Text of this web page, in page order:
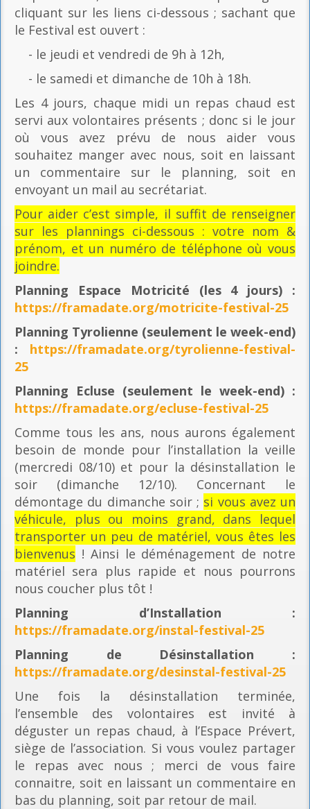
cliquant sur les liens ci-dessous ; sachant que
le Festival est ouvert :
- le jeudi et vendredi de 9h à 12h,
- le samedi et dimanche de 10h à 18h.
Les 4 jours, chaque midi un repas chaud est
servi aux volontaires présents ; donc si le jour
où vous avez prévu de nous aider vous
souhaitez manger avec nous, soit en laissant
un commentaire sur le planning, soit en
envoyant un mail au secrétariat.
Pour aider c’est simple, il suffit de renseigner
sur les plannings ci-dessous : votre nom &
prénom, et un numéro de téléphone où vous
joindre.
Planning Espace Motricité (les 4 jours) :
https://framadate.org/motricite-festival-25
Planning Tyrolienne (seulement le week-end)
: https://framadate.org/tyrolienne-festival-
25
Planning Ecluse (seulement le week-end) :
https://framadate.org/ecluse-festival-25
Comme tous les ans, nous aurons également
besoin de monde pour l’installation la veille
(mercredi 08/10) et pour la désinstallation le
soir (dimanche 12/10). Concernant le
démontage du dimanche soir ; si vous avez un
véhicule, plus ou moins grand, dans lequel
transporter un peu de matériel, vous êtes les
bienvenus ! Ainsi le déménagement de notre
matériel sera plus rapide et nous pourrons
nous coucher plus tôt !
Planning d’Installation :
https://framadate.org/instal-festival-25
Planning de Désinstallation :
https://framadate.org/desinstal-festival-25
Une fois la désinstallation terminée,
l’ensemble des volontaires est invité à
déguster un repas chaud, à l’Espace Prévert,
siège de l’association. Si vous voulez partager
le repas avec nous ; merci de vous faire
connaitre, soit en laissant un commentaire en
bas du planning, soit par retour de mail.